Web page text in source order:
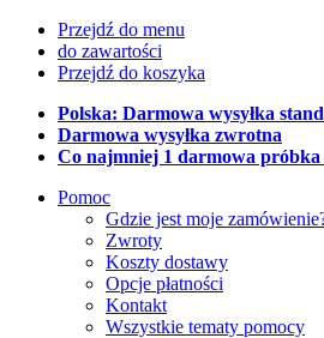
Przejdź do menu
do zawartości
Przejdź do koszyka
Polska: Darmowa wysyłka
Darmowa wysyłka zwrotna
Co najmniej 1 darmowa próbka
Pomoc
Gdzie jest moje
Zwroty
Koszty dostawy
Opcje płatności
Kontakt
Wszystkie tematy pomocy